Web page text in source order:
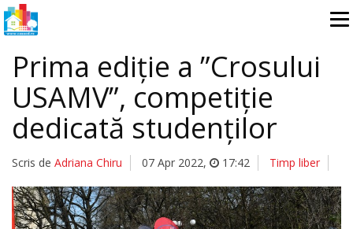
Prima ediție a ”Crosului
USAMV”, competiție
dedicată studenților
Scris de Adriana Chiru 07 Apr 2022, 17:42 Timp liber